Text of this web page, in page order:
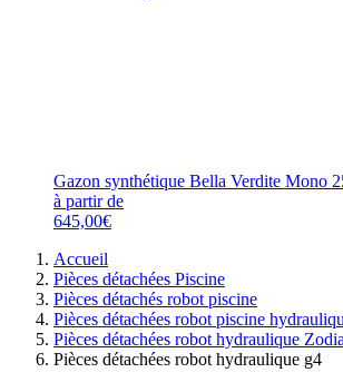
Gazon synthétique Bella Verdite Mono
à partir de
645,00€
Accueil
Pièces détachées Piscine
Pièces détachés robot piscine
Pièces détachées robot piscine
Pièces détachées robot hydraulique
Pièces détachées robot hydraulique g4